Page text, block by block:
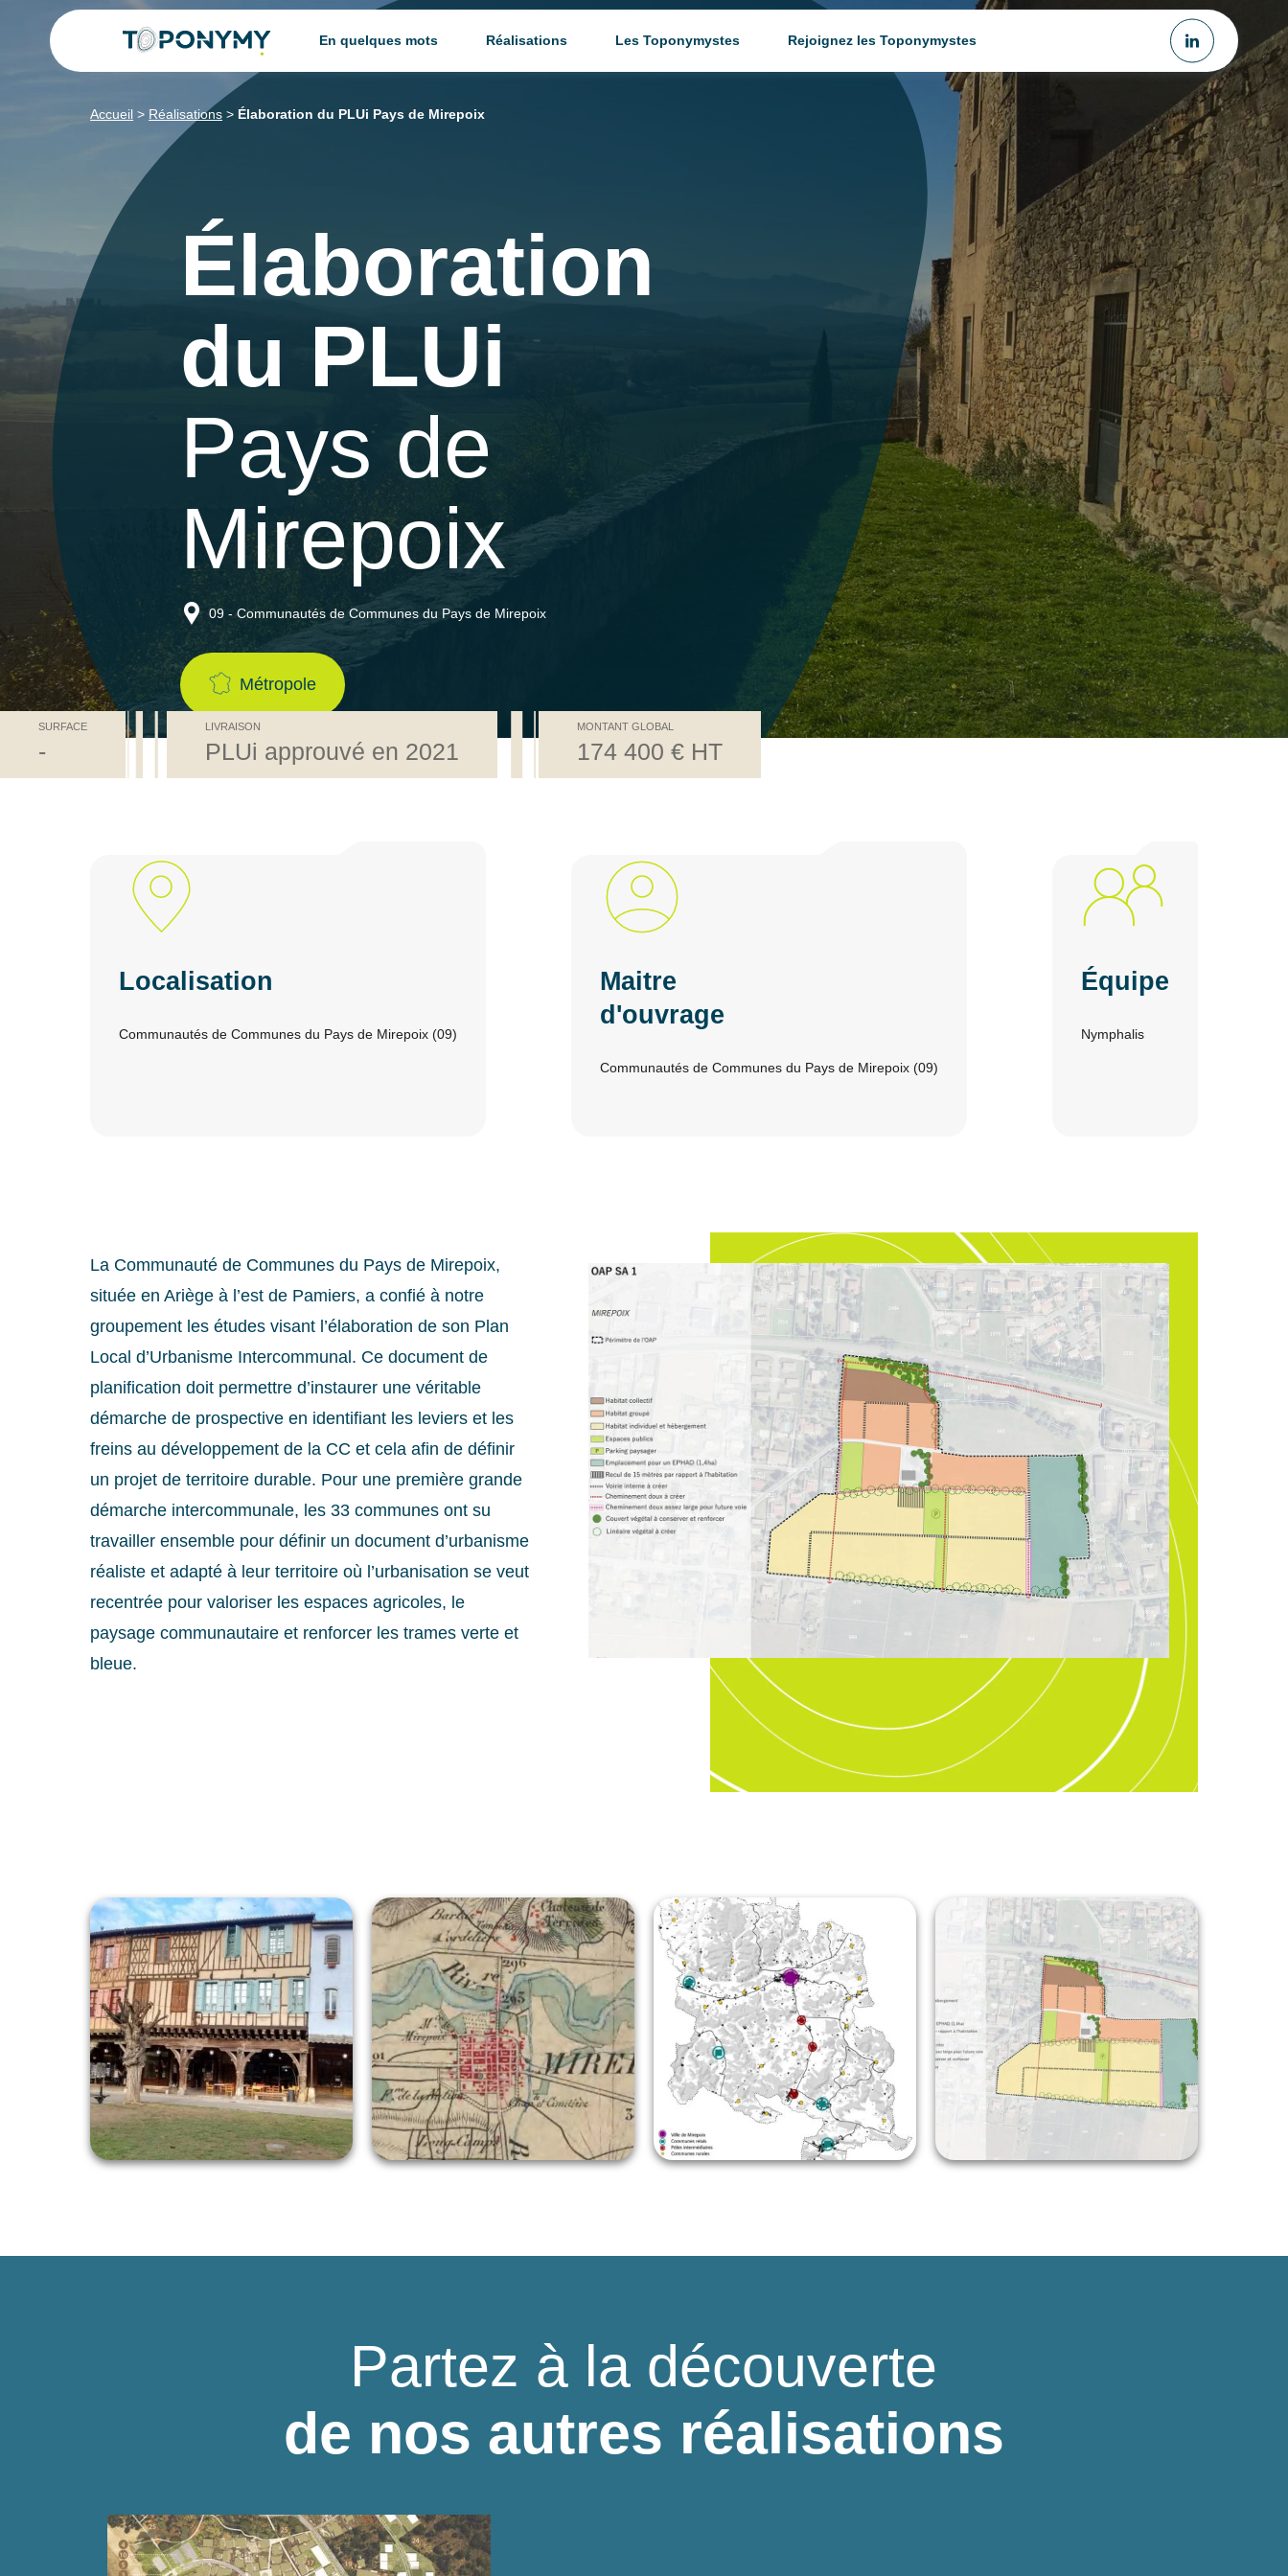
En quelques mots Réalisations Les Toponymystes Rejoignez les Toponymystes
Accueil > Réalisations > Élaboration du PLUi Pays de Mirepoix
Élaboration
du PLUi
Pays de
Mirepoix
09 - Communautés de Communes du Pays de Mirepoix
Métropole
SURFACE
-
LIVRAISON
PLUi approuvé en 2021
MONTANT GLOBAL
174 400 € HT
Localisation
Communautés de Communes du Pays de Mirepoix (09)
Maitre
d'ouvrage
Communautés de Communes du Pays de Mirepoix (09)
Équipe
Nymphalis
La Communauté de Communes du Pays de Mirepoix,
située en Ariège à l’est de Pamiers, a confié à notre
groupement les études visant l’élaboration de son Plan
Local d’Urbanisme Intercommunal. Ce document de
planification doit permettre d’instaurer une véritable
démarche de prospective en identifiant les leviers et les
freins au développement de la CC et cela afin de définir
un projet de territoire durable. Pour une première grande
démarche intercommunale, les 33 communes ont su
travailler ensemble pour définir un document d’urbanisme
réaliste et adapté à leur territoire où l’urbanisation se veut
recentrée pour valoriser les espaces agricoles, le
paysage communautaire et renforcer les trames verte et
bleue.
Partez à la découverte
de nos autres réalisations